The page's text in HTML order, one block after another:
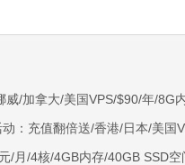
威/加拿大/美国VPS/$90/年/8G
：充值翻倍送/香港/日本/美
/月/4核/4GB内存/40GB SSD